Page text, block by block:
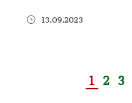
13.09.2023
1 2 3